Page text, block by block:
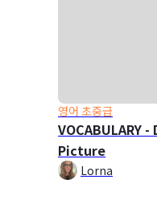
영어 초중급
VOCABULARY
Picture
Lorna